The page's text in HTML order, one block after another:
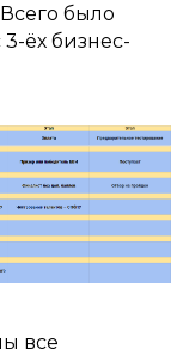
было
ёх бизнес-
все